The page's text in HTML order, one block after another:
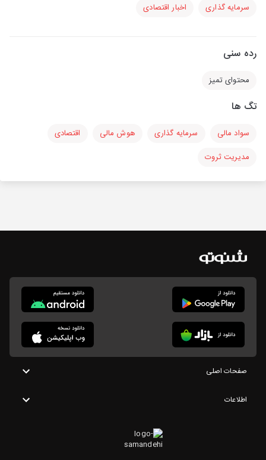
سرمایه گذاری اخبار اقتصادی
رده سنی
محتوای تمیز
تگ ها
سواد مالی سرمایه گذاری هوش مالی
اقتصادی
مدیریت ثروت
صفحات اصلی
اطلاعات